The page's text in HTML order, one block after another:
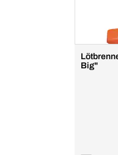
Big"